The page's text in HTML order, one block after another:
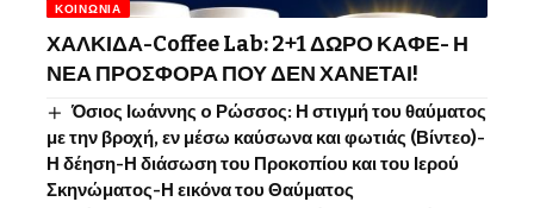
ΚΟΙΝΩΝΊΑ
ΧΑΛΚΙΔΑ-Coffee Lab: 2+1 ΔΩΡΟ ΚΑΦΕ- Η
ΝΕΑ ΠΡΟΣΦΟΡΑ ΠΟΥ ΔΕΝ ΧΑΝΕΤΑΙ!
Όσιος Ιωάννης o Ρώσσος: Η στιγμή του θαύματος
με την βροχή, εν μέσω καύσωνα και φωτιάς (Βίντεο)-
Η δέηση-Η διάσωση του Προκοπίου και του Ιερού
Σκηνώματος-Η εικόνα του Θαύματος